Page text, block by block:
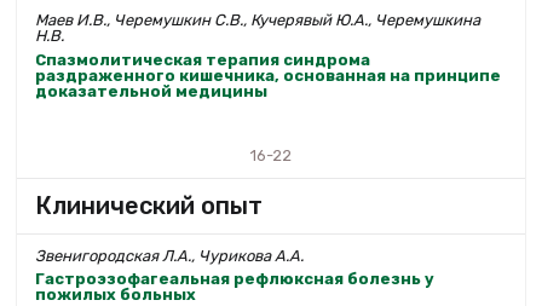
Маев И.В., Черемушкин С.В., Кучерявый Ю.А., Черемушкина
Н.В.
Спазмолитическая терапия синдрома
раздраженного кишечника, основанная на принципе
доказательной медицины
16-22
Клинический опыт
Звенигородская Л.А., Чурикова А.А.
Гастроэзофагеальная рефлюксная болезнь у
пожилых больных